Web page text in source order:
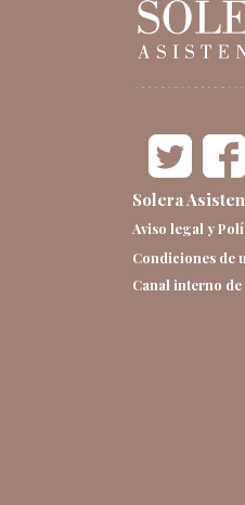
Solera
Aviso legal y
Condiciones de
Canal interno